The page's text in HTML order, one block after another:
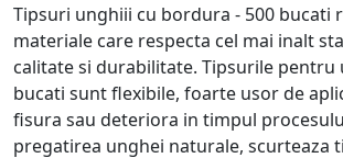
Tipsuri unghiii cu bordura - 500 bucati
materiale care respecta cel mai inalt
calitate si durabilitate. Tipsurile pentru
bucati sunt flexibile, foarte usor de
fisura sau deteriora in timpul
pregatirea unghei naturale, scurteaza